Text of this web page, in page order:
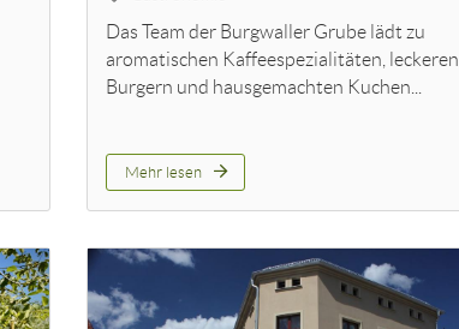
Das Team der Burgwaller Grube lädt zu
aromatischen Kaffeespezialitäten, leckeren
Burgern und hausgemachten Kuchen...
Mehr lesen